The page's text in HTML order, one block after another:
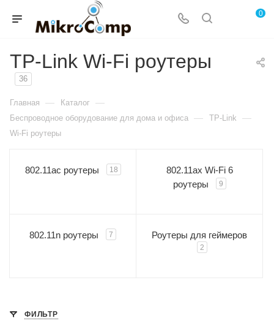
0
TP-Link Wi-Fi роутеры
36
Главная — Каталог —
Беспроводное оборудование для дома и офиса — TP-Link —
Wi-Fi роутеры
802.11ac роутеры 18
802.11ax Wi-Fi 6
роутеры
9
802.11n роутеры 7 Роутеры для геймеров
2
ФИЛЬТР